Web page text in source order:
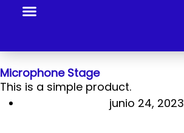
Microphone Stage
This is a simple product.
junio 24, 2023